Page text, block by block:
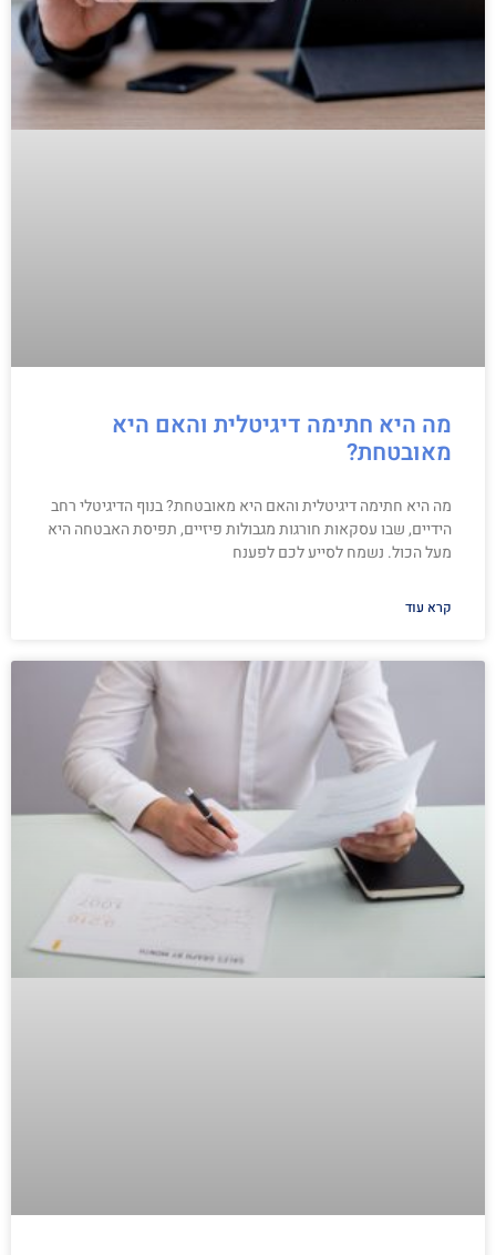
מה היא חתימה דיגיטלית והאם היא
מאובטחת?
מה היא חתימה דיגיטלית והאם היא מאובטחת? בנוף הדיגיטלי רחב
הידיים, שבו עסקאות חורגות מגבולות פיזיים, תפיסת האבטחה היא
מעל הכול. נשמח לסייע לכם לפענח
קרא עוד